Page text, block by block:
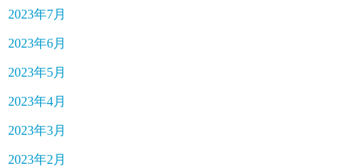
2023年7月
2023年6月
2023年5月
2023年4月
2023年3月
2023年2月